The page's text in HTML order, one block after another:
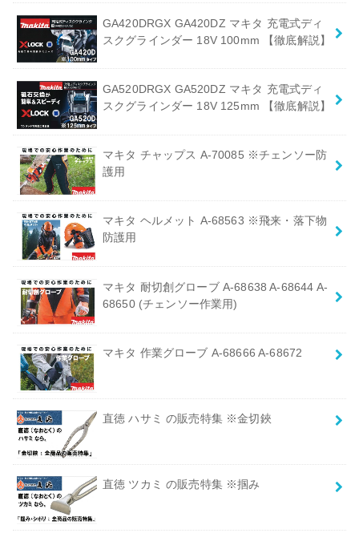
GA420DRGX GA420DZ マキタ 充電式ディ
スクグラインダー 18V 100mm 【徹底解説】
GA520DRGX GA520DZ マキタ 充電式ディ
スクグラインダー 18V 125mm 【徹底解説】
マキタ チャップス A-70085 ※チェンソー防
護用
マキタ ヘルメット A-68563 ※飛来・落下物
防護用
マキタ 耐切創グローブ A-68638 A-68644 A-
68650 (チェンソー作業用)
マキタ 作業グローブ A-68666 A-68672
直徳 ハサミ の販売特集 ※金切鋏
直徳 ツカミ の販売特集 ※掴み